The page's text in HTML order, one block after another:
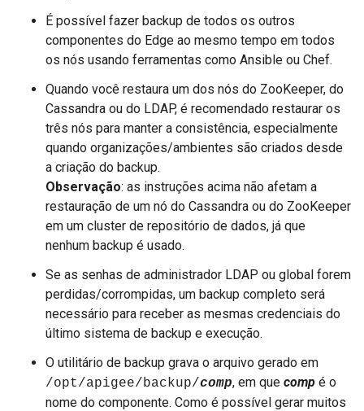
É possível fazer backup de todos os outros
componentes do Edge ao mesmo tempo em todos
os nós usando ferramentas como Ansible ou Chef.
Quando você restaura um dos nós do ZooKeeper, do
Cassandra ou do LDAP, é recomendado restaurar os
três nós para manter a consistência, especialmente
quando organizações/ambientes são criados desde
a criação do backup.
Observação: as instruções acima não afetam a
restauração de um nó do Cassandra ou do ZooKeeper
em um cluster de repositório de dados, já que
nenhum backup é usado.
Se as senhas de administrador LDAP ou global forem
perdidas/corrompidas, um backup completo será
necessário para receber as mesmas credenciais do
último sistema de backup e execução.
O utilitário de backup grava o arquivo gerado em
/opt/apigee/backup/comp, em que comp é o
nome do componente. Como é possível gerar muitos